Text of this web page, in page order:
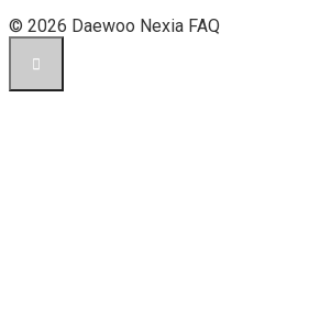
© 2026 Daewoo Nexia FAQ